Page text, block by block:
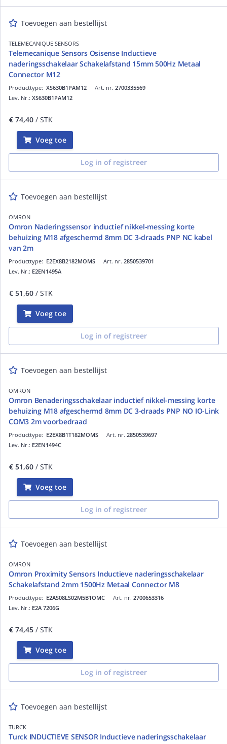
Toevoegen aan bestellijst
TELEMECANIQUE SENSORS
Telemecanique Sensors Osisense Inductieve
naderingsschakelaar Schakelafstand 15mm 500Hz Metaal
Connector M12
Art. nr. 2700335569
Producttype: XS630B1PAM12
Lev. Nr.: XS630B1PAM12
€ 74,40 / STK
Voeg toe
Log in of registreer
Toevoegen aan bestellijst
OMRON
Omron Naderingssensor inductief nikkel-messing korte
behuizing M18 afgeschermd 8mm DC 3-draads PNP NC kabel
van 2m
Art. nr. 2850539701
Producttype: E2EX8B2182MOMS
Lev. Nr.: E2EN1495A
€ 51,60 / STK
Voeg toe
Log in of registreer
Toevoegen aan bestellijst
OMRON
Omron Benaderingsschakelaar inductief nikkel-messing korte
behuizing M18 afgeschermd 8mm DC 3-draads PNP NO IO-Link
COM3 2m voorbedraad
Art. nr. 2850539697
Producttype: E2EX8B1T182MOMS
Lev. Nr.: E2EN1494C
€ 51,60 / STK
Voeg toe
Log in of registreer
Toevoegen aan bestellijst
OMRON
Omron Proximity Sensors Inductieve naderingsschakelaar
Schakelafstand 2mm 1500Hz Metaal Connector M8
Art. nr. 2700653316
Producttype: E2AS08LS02M5B1OMC
Lev. Nr.: E2A 7206G
€ 74,45 / STK
Voeg toe
Log in of registreer
Toevoegen aan bestellijst
TURCK
Turck INDUCTIEVE SENSOR Inductieve naderingsschakelaar